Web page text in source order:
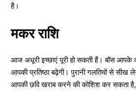
है।
मकर राशि
आज अधूरी इच्छाएं पूरी हो सकती हैं। बॉस
आपकी प्रतिष्ठा बढ़ेगी। पुरानी गलतियों से सीख
आपकी छवि खराब करने की कोशिश कर सकता